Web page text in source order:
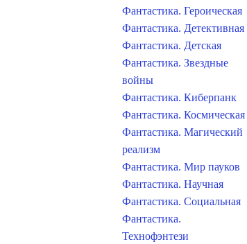
Фантастика. Героическая
Фантастика. Детективная
Фантастика. Детская
Фантастика. Звездные
войны
Фантастика. Киберпанк
Фантастика. Космическая
Фантастика. Магический
реализм
Фантастика. Мир пауков
Фантастика. Научная
Фантастика. Социальная
Фантастика.
Технофэнтези